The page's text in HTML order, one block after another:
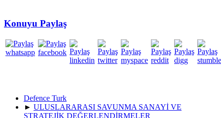
Konuyu Paylaş
Defence Turk
► ULUSLARARASI SAVUNMA SANAYİ VE
STRATEJİK DEĞERLENDİRMELER